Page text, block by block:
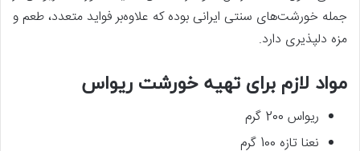
جمله خورشت‌های سنتی ایرانی بوده که علاوه‌بر فواید متعدد، طعم و
مزه دلپذیری دارد.
مواد لازم برای تهیه خورشت ریواس
ریواس 200 گرم
نعنا تازه 100 گرم